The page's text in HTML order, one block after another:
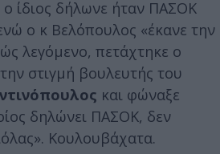
ίδιος δήλωνε ήταν ΠΑΣΟΚ
ο κ Βελόπουλος «έκανε την
λεγόμενο, πετάχτηκε ο
στιγμή βουλευτής του
και φώναξε
δηλώνει ΠΑΣΟΚ, δεν
Κουλουβάχατα.